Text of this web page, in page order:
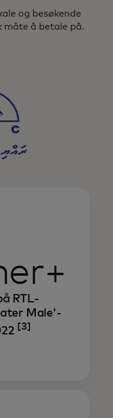
og besøkende
måte å betale på.
RTL-
Male'-
[3]